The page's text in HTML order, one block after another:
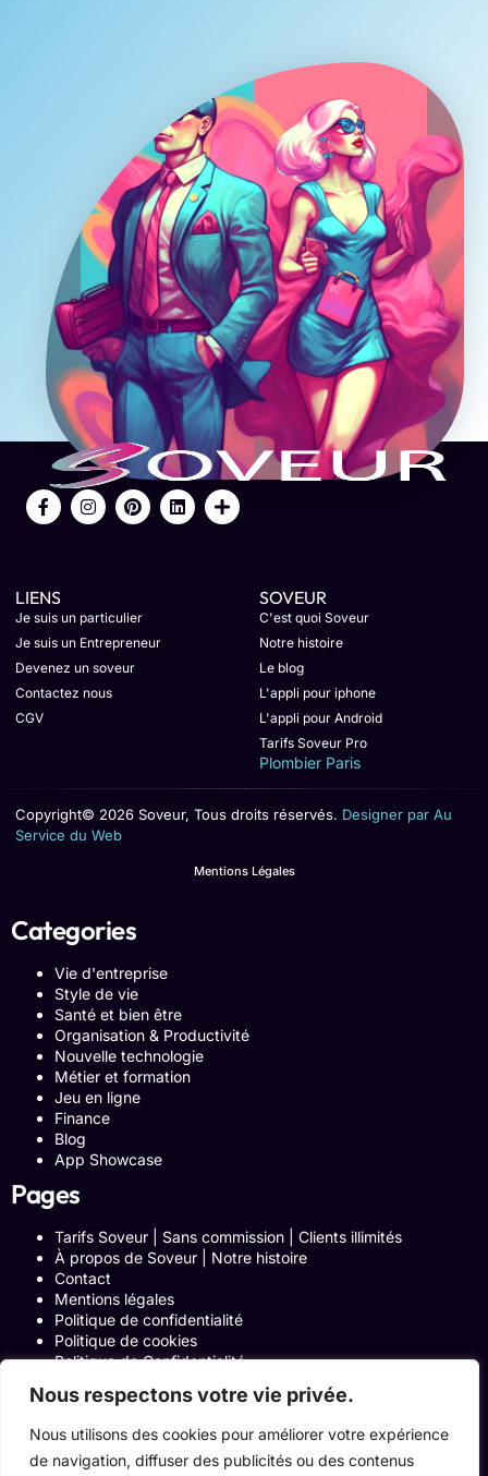
Nous respectons votre vie privée.
Nous utilisons des cookies pour améliorer votre expérience
de navigation, diffuser des publicités ou des contenus
LIENS
Je suis un particulier
Je suis un Entrepreneur
Devenez un soveur
Contactez nous
CGV
SOVEUR
C'est quoi Soveur
Notre histoire
Le blog
L'appli pour iphone
L'appli pour Android
Tarifs Soveur Pro
Plombier Paris
Copyright© 2026 Soveur, Tous droits réservés. Designer par Au
Service du Web
Mentions Légales
Categories
Vie d'entreprise
Style de vie
Santé et bien être
Organisation & Productivité
Nouvelle technologie
Métier et formation
Jeu en ligne
Finance
Blog
App Showcase
Pages
Tarifs Soveur | Sans commission | Clients illimités
À propos de Soveur | Notre histoire
Contact
Mentions légales
Politique de confidentialité
Politique de cookies
Politique de Confidentialité
Blog
Programme Affiliation
Conditions générales d’utilisation